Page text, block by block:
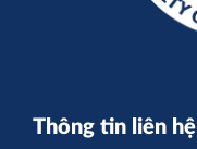
Thông tin liên hệ